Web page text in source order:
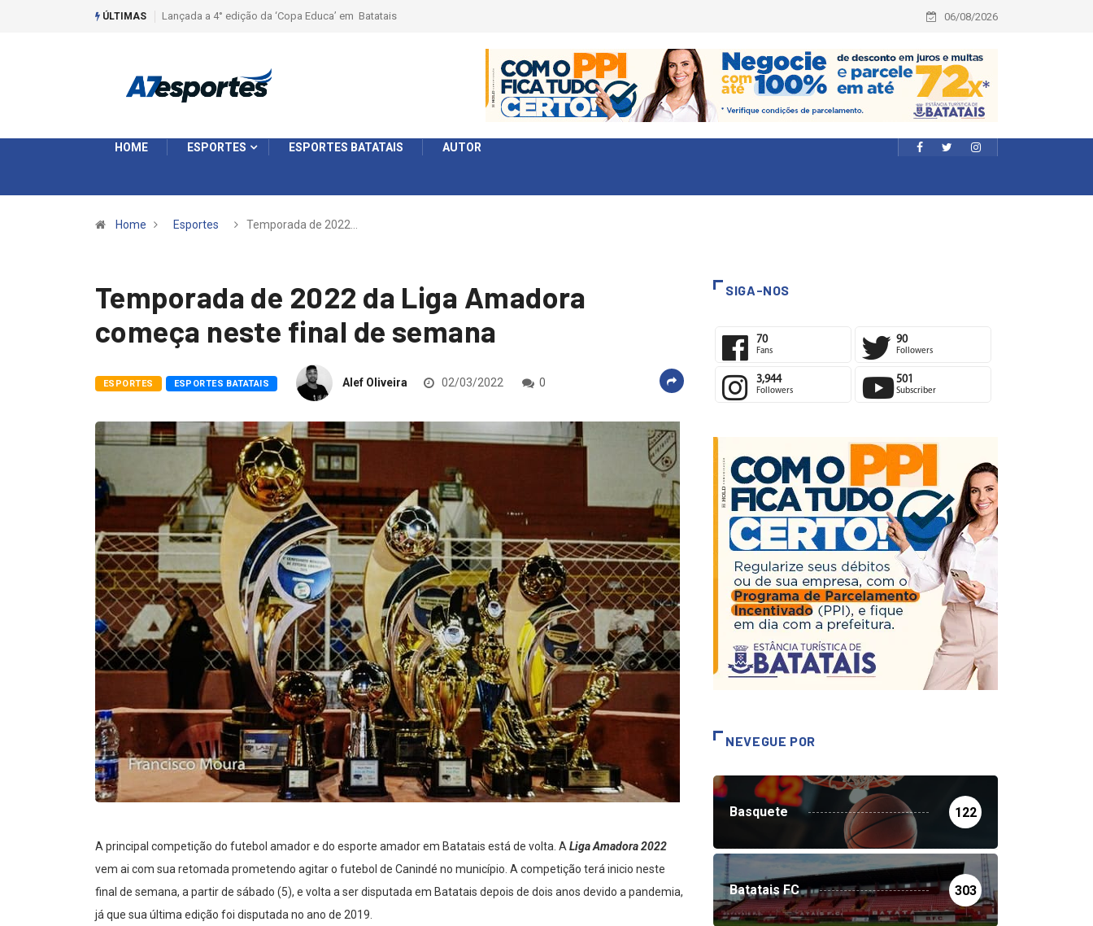
ÚLTIMAS Liga 2026: Equipes rompem com a LABE na Série Ouro e entidade define a 2° fase, times e formato 06/08/2026
HOME ESPORTES ESPORTES BATATAIS AUTOR
Home Esportes Temporada de 2022…
Temporada de 2022 da Liga Amadora
começa neste final de semana
ESPORTES ESPORTES BATATAIS Alef Oliveira 02/03/2022 0
A principal competição do futebol amador e do esporte amador em Batatais está de volta. ALiga Amadora 2022
vem ai com sua retomada prometendo agitar o futebol de Canindé no município. A competição terá inicio neste
final de semana, a partir de sábado (5), e volta a ser disputada em Batatais depois de dois anos devido a pandemia,
já que sua última edição foi disputada no ano de 2019.
SIGA-NOS
70
Fans
90
Followers
3,944
Followers
501
Subscriber
NEVEGUE POR
Basquete 122
Batatais FC 303